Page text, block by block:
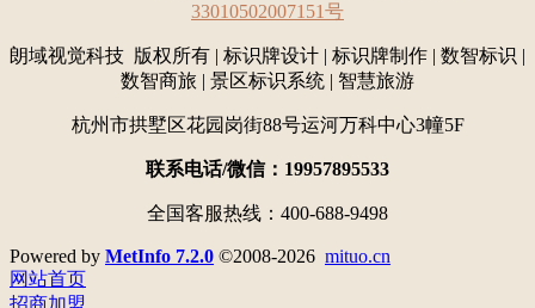
33010502007151号
朗域视觉科技 版权所有 | 标识牌设计 | 标识牌制作 | 数智标识 |
数智商旅 | 景区标识系统 | 智慧旅游
杭州市拱墅区花园岗街88号运河万科中心3幢5F
联系电话/微信：19957895533
全国客服热线：400-688-9498
Powered by MetInfo 7.2.0 ©2008-2026 mituo.cn
网站首页